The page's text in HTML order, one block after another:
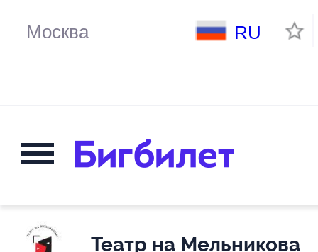
RU
Театр на Мельникова